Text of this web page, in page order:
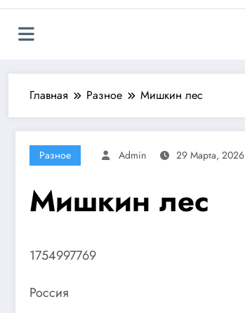
Главная Разное Мишкин лес
Разное Admin 29 Марта, 2026
Мишкин лес
1754997769
Россия